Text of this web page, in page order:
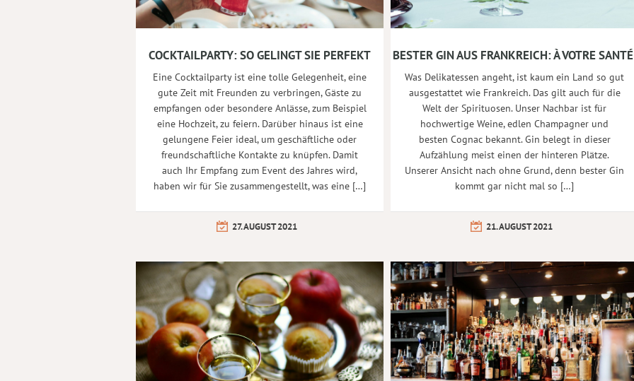
COCKTAILPARTY: SO GELINGT SIE PERFEKT
Eine Cocktailparty ist eine tolle Gelegenheit, eine
gute Zeit mit Freunden zu verbringen, Gäste zu
empfangen oder besondere Anlässe, zum Beispiel
eine Hochzeit, zu feiern. Darüber hinaus ist eine
gelungene Feier ideal, um geschäftliche oder
freundschaftliche Kontakte zu knüpfen. Damit
auch Ihr Empfang zum Event des Jahres wird,
haben wir für Sie zusammengestellt, was eine […]
27. AUGUST 2021
BESTER GIN AUS FRANKREICH: À VOTRE
Was Delikatessen angeht, ist kaum ein Land so gut
ausgestattet wie Frankreich. Das gilt auch für die
Welt der Spirituosen. Unser Nachbar ist für
hochwertige Weine, edlen Champagner und
besten Cognac bekannt. Gin belegt in dieser
Aufzählung meist einen der hinteren Plätze.
Unserer Ansicht nach ohne Grund, denn bester Gin
kommt gar nicht mal so […]
21. AUGUST 2021